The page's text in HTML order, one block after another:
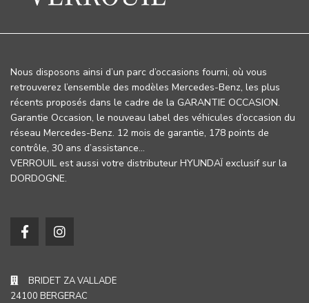
Nous disposons ainsi d’un parc d’occasions fourni, où vous
retrouverez l’ensemble des modèles Mercedes-Benz, les plus
récents proposés dans le cadre de la GARANTIE OCCASION.
Garantie Occasion, le nouveau label des véhicules d’occasion du
réseau Mercedes-Benz. 12 mois de garantie, 178 points de
contrôle, 30 ans d’assistance…
VERROUIL est aussi votre distributeur HYUNDAÏ exclusif sur la
DORDOGNE.
BRIDET ZA VALLADE
24100 BERGERAC